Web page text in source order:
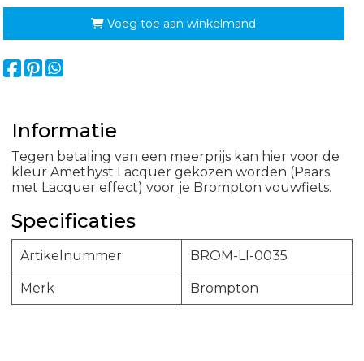
Voeg toe aan winkelmand
Informatie
Tegen betaling van een meerprijs kan hier voor de
kleur Amethyst Lacquer gekozen worden (Paars
met Lacquer effect) voor je Brompton vouwfiets.
Specificaties
Artikelnummer BROM-LI-0035
Merk Brompton